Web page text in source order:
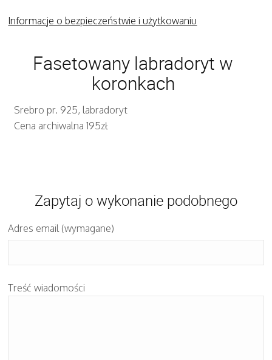
Informacje o bezpieczeństwie i użytkowaniu
Fasetowany labradoryt w
koronkach
Srebro pr. 925, labradoryt
Cena archiwalna 195zł
Zapytaj o wykonanie podobnego
Adres email (wymagane)
Treść wiadomości